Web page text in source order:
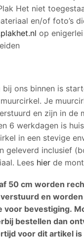
Het niet
en/of foto’s
op
ons binnen is
Je
en zijn in de
6 werkdagen is
in een stevige
geleverd inclusief
Lees hier de
50 cm worden
en
voor bevestiging.
bestellen dan
voor dit artikel is